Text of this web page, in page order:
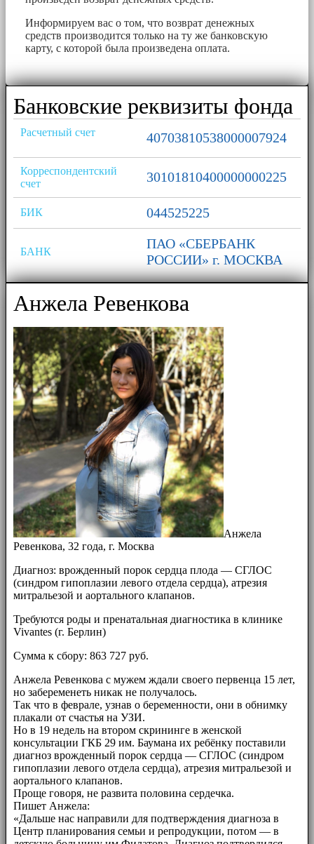
Информируем вас о том, что возврат денежных
средств производится только на ту же банковскую
карту, с которой была произведена оплата.
Банковские реквизиты фонда
Расчетный счет 40703810538000007924
Корреспондентский
счет
30101810400000000225
БИК 044525225
БАНК
ПАО «СБЕРБАНК
РОССИИ» г. МОСКВА
Анжела Ревенкова
Анжела
Ревенкова, 32 года, г. Москва
Диагноз: врожденный порок сердца плода — СГЛОС
(синдром гипоплазии левого отдела сердца), атрезия
митральезой и аортального клапанов.
Требуются роды и пренатальная диагностика в клинике
Vivantes (г. Берлин)
Сумма к сбору: 863 727 руб.
Анжела Ревенкова с мужем ждали своего первенца 15 лет,
но забеременеть никак не получалось.
Так что в феврале, узнав о беременности, они в обнимку
плакали от счастья на УЗИ.
Но в 19 недель на втором скрининге в женской
консультации ГКБ 29 им. Баумана их ребёнку поставили
диагноз врожденный порок сердца — СГЛОС (синдром
гипоплазии левого отдела сердца), атрезия митральезой и
аортального клапанов.
Проще говоря, не развита половина сердечка.
Пишет Анжела:
«Дальше нас направили для подтверждения диагноза в
Центр планирования семьи и репродукции, потом — в